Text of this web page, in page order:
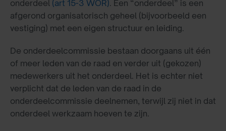
onderdeel (art 15-3 WOR). Een “onderdeel” is een
afgerond organisatorisch geheel (bijvoorbeeld een
vestiging) met een eigen structuur en leiding.
De onderdeelcommissie bestaan doorgaans uit één
of meer leden van de raad en verder uit (gekozen)
medewerkers uit het onderdeel. Het is echter niet
verplicht dat de leden van de raad in de
onderdeelcommissie deelnemen, terwijl zij niet in dat
onderdeel werkzaam hoeven te zijn.